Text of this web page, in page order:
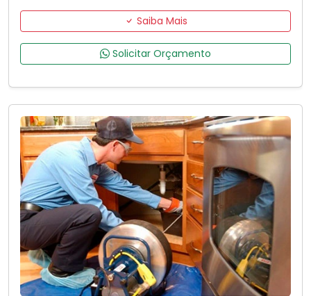
Saiba Mais
Solicitar Orçamento